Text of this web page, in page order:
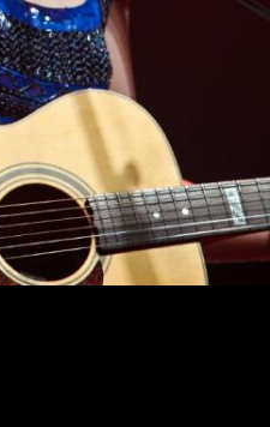
in Berlin